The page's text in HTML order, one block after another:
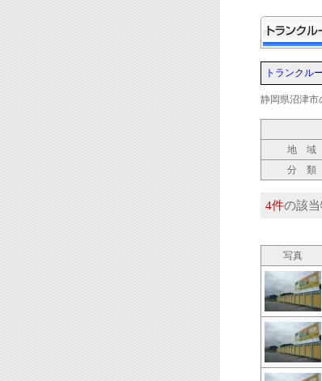
トランクル
静岡県沼津市
地 域
分 類
4件の該当
写真